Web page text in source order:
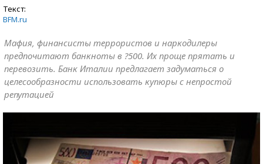
Текст:
BFM.ru
Мафия, финансисты террористов и наркодилеры
предпочитают банкноты в ?500. Их проще прятать и
перевозить. Банк Италии предлагает задуматься о
целесообразности использовать купюры с непростой
репутацией